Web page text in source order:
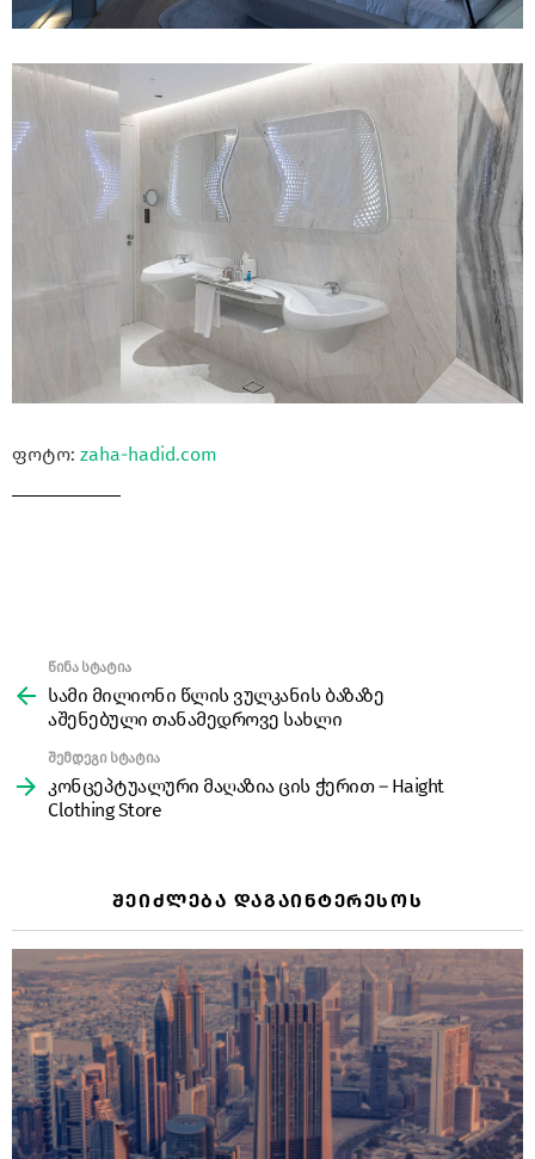
ფოტო: zaha-hadid.com
more
წინა სტატია
სამი მილიონი წლის ვულკანის ბაზაზე
აშენებული თანამედროვე სახლი
შემდეგი სტატია
კონცეპტუალური მაღაზია ცის ჭერით – Haight
Clothing Store
ᲨᲔᲘᲫᲚᲔᲑᲐ ᲓᲐᲒᲐᲘᲜᲢᲔᲠᲔᲡᲝᲡ